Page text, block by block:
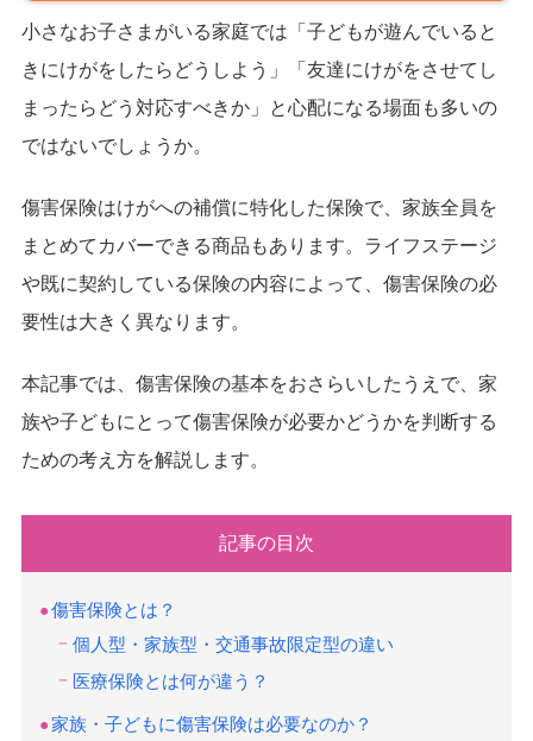
小さなお子さまがいる家庭では「子どもが遊んでいると
きにけがをしたらどうしよう」「友達にけがをさせてし
まったらどう対応すべきか」と心配になる場面も多いの
ではないでしょうか。
傷害保険はけがへの補償に特化した保険で、家族全員を
まとめてカバーできる商品もあります。ライフステージ
や既に契約している保険の内容によって、傷害保険の必
要性は大きく異なります。
本記事では、傷害保険の基本をおさらいしたうえで、家
族や子どもにとって傷害保険が必要かどうかを判断する
ための考え方を解説します。
記事の目次
傷害保険とは？
個人型・家族型・交通事故限定型の違い
医療保険とは何が違う？
家族・子どもに傷害保険は必要なのか？